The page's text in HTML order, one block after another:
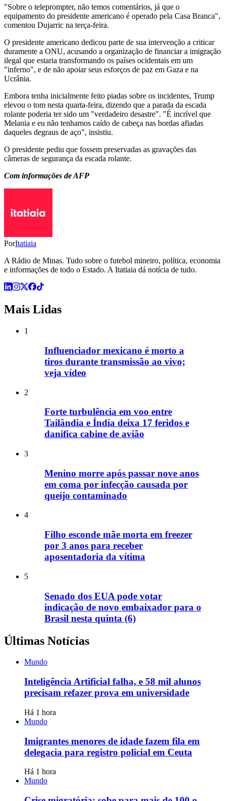
"Sobre o teleprompter, não temos comentários, já que o
equipamento do presidente americano é operado pela Casa Branca",
comentou Dujarric na terça-feira.
O presidente americano dedicou parte de sua intervenção a criticar
duramente a ONU, acusando a organização de financiar a imigração
ilegal que estaria transformando os países ocidentais em um
"inferno", e de não apoiar seus esforços de paz em Gaza e na
Ucrânia.
Embora tenha inicialmente feito piadas sobre os incidentes, Trump
elevou o tom nesta quarta-feira, dizendo que a parada da escada
rolante poderia ter sido um "verdadeiro desastre". "É incrível que
Melania e eu não tenhamos caído de cabeça nas bordas afiadas
daqueles degraus de aço", insistiu.
O presidente pediu que fossem preservadas as gravações das
câmeras de segurança da escada rolante.
Com informações de AFP
PorItatiaia
A Rádio de Minas. Tudo sobre o futebol mineiro, política, economia
e informações de todo o Estado. A Itatiaia dá notícia de tudo.
Mais Lidas
1
Influenciador mexicano é morto a
tiros durante transmissão ao vivo;
veja vídeo
2
Forte turbulência em voo entre
Tailândia e Índia deixa 17 feridos e
danifica cabine de avião
3
Menino morre após passar nove anos
em coma por infecção causada por
queijo contaminado
4
Filho esconde mãe morta em freezer
por 3 anos para receber
aposentadoria da vítima
5
Senado dos EUA pode votar
indicação de novo embaixador para o
Brasil nesta quinta (6)
Últimas Notícias
Mundo
Inteligência Artificial falha, e 58 mil alunos
precisam refazer prova em universidade
Há 1 hora
Mundo
Imigrantes menores de idade fazem fila em
delegacia para registro policial em Ceuta
Há 1 hora
Mundo